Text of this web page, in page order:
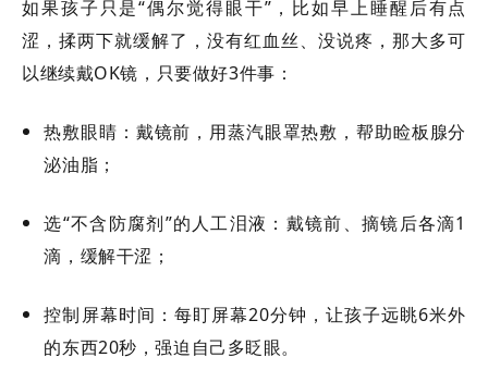
如果孩子只是“偶尔觉得眼干”，比如早上睡醒后有点
涩，揉两下就缓解了，没有红血丝、没说疼，那大多可
以继续戴OK镜，只要做好3件事：
热敷眼睛：戴镜前，用蒸汽眼罩热敷，帮助睑板腺分
泌油脂；
选“不含防腐剂”的人工泪液：戴镜前、摘镜后各滴1
滴，缓解干涩；
控制屏幕时间：每盯屏幕20分钟，让孩子远眺6米外
的东西20秒，强迫自己多眨眼。